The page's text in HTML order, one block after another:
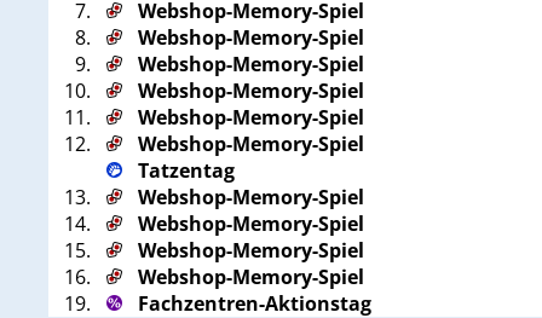
7.
Webshop-Memory-Spiel
8.
Webshop-Memory-Spiel
9.
Webshop-Memory-Spiel
10.
Webshop-Memory-Spiel
11.
Webshop-Memory-Spiel
12.
Webshop-Memory-Spiel
Tatzentag
13.
Webshop-Memory-Spiel
14.
Webshop-Memory-Spiel
15.
Webshop-Memory-Spiel
16.
Webshop-Memory-Spiel
19.
Fachzentren-Aktionstag